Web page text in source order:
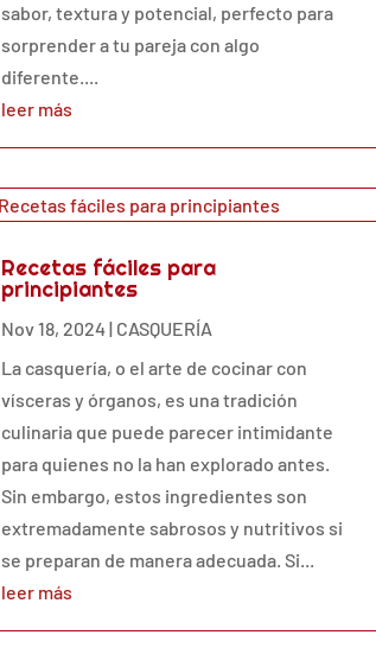
sabor, textura y potencial, perfecto para
sorprender a tu pareja con algo
diferente....
leer más
Recetas fáciles para
principiantes
Nov 18, 2024| CASQUERÍA
La casquería, o el arte de cocinar con
vísceras y órganos, es una tradición
culinaria que puede parecer intimidante
para quienes no la han explorado antes.
Sin embargo, estos ingredientes son
extremadamente sabrosos y nutritivos si
se preparan de manera adecuada. Si...
leer más